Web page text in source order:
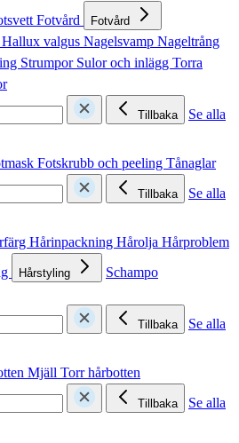
Fotvård Fotvård
Hallux valgus Nagelsvamp Nageltrång
Strumpor Sulor och inlägg Torra
Tillbaka
Se alla
Fotskrubb och peeling Tånaglar
Tillbaka
Se alla
Hårinpackning Hårolja Hårproblem
Hårstyling
Schampo
Tillbaka
Se alla
Mjäll Torr hårbotten
Tillbaka
Se alla